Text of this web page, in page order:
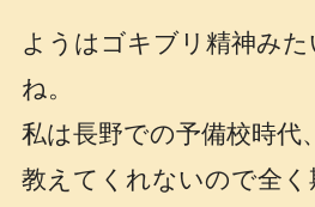
ようはゴキブリ精神み
ね。
私は長野での予備校時代
教えてくれないので全